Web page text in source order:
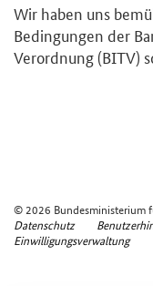
Wir haben uns
Bedingungen der
Verordnung (BITV)
© 2026 Bundesministerium
Datenschutz
Einwilligungsverwaltung